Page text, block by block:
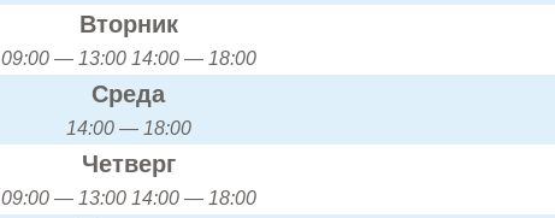
Вторник
09:00 — 13:00 14:00 — 18:00
Среда
14:00 — 18:00
Четверг
09:00 — 13:00 14:00 — 18:00